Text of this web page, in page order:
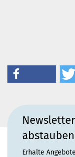
Erhalte